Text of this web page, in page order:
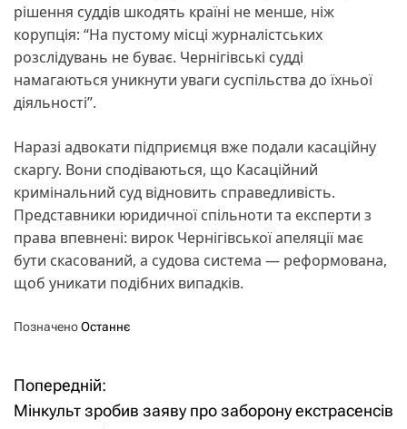
рішення суддів шкодять країні не менше, ніж
корупція: “На пустому місці журналістських
розслідувань не буває. Чернігівські судді
намагаються уникнути уваги суспільства до їхньої
діяльності”.
Наразі адвокати підприємця вже подали касаційну
скаргу. Вони сподіваються, що Касаційний
кримінальний суд відновить справедливість.
Представники юридичної спільноти та експерти з
права впевнені: вирок Чернігівської апеляції має
бути скасований, а судова система — реформована,
щоб уникати подібних випадків.
ПозначеноОстаннє
Н
Попередній:
Мінкульт зробив заяву про заборону екстрасенсів